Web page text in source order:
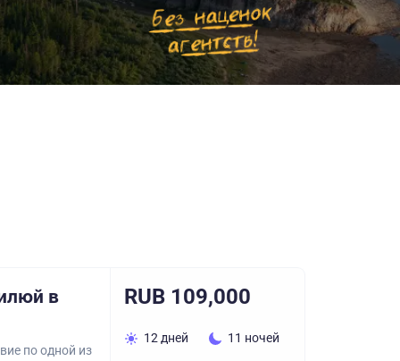
в
по одной из
RUB 109,000
12 дней 11 ночей